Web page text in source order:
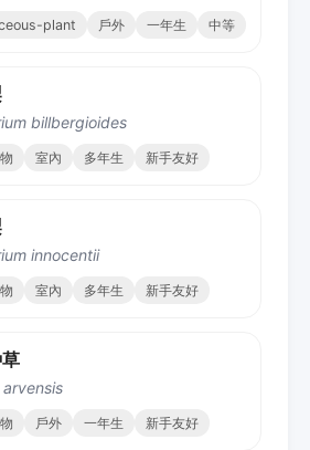
plant 戶外 一年生 中等
billbergioides
室內 多年生 新手友好
innocentii
室內 多年生 新手友好
戶外 一年生 新手友好